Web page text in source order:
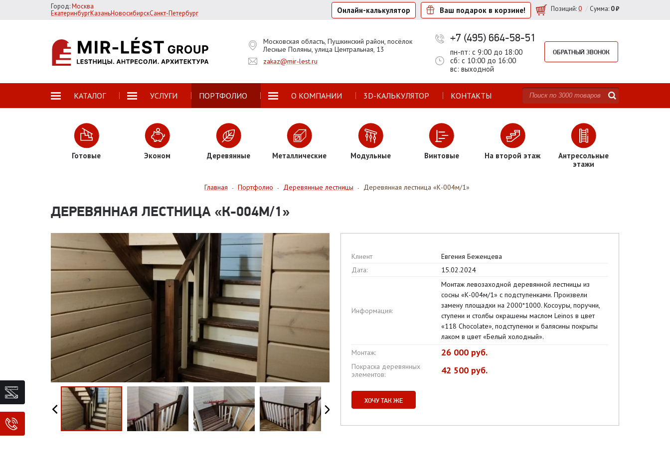
Город:Москва
ЕкатеринбургКазаньНовосибирскСанкт-Петербург Онлайн-калькулятор Ваш подарок в корзине! Позиций:0 / Сумма: 0 ₽
Московская область, Пушкинский район, посёлок
Лесные Поляны, улица Центральная, 13
zakaz@mir-lest.ru
+7 (495) 664-58-51
пн-пт: с 9:00 до 18:00
сб: с 10:00 до 16:00
вс: выходной
ОБРАТНЫЙ ЗВОНОК
КАТАЛОГ УСЛУГИ ПОРТФОЛИО О КОМПАНИИ 3D-КАЛЬКУЛЯТОР КОНТАКТЫ
Готовые Эконом Деревянные Металлические Модульные Винтовые На второй этаж
Антресольные
этажи
Главная - Портфолио - Деревянные лестницы - Деревянная лестница «К-004м/1»
ДЕРЕВЯННАЯ ЛЕСТНИЦА «К-004М/1»
Клиент
Евгения Беженцева
Дата:
15.02.2024
Информация:
Монтаж левозаходной деревянной лестницы из
сосны «К-004м/1» с подступенками. Произвели
замену площадки на 2000*1000. Косоуры, поручни,
ступени и столбы окрашены маслом Leinos в цвет
«118 Chocolate», подступенки и балясины покрыты
лаком в цвет «Белый холодный».
Монтаж:
26 000 руб.
Покраска деревянных
элементов:
42 500 руб.
ХОЧУ ТАК ЖЕ